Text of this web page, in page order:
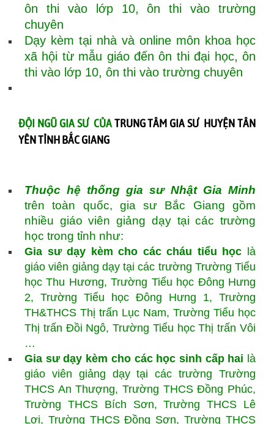
ôn thi vào lớp 10, ôn thi vào trường
chuyên
Dạy kèm tại nhà và online môn khoa học
xã hội từ mẫu giáo đến ôn thi đại học, ôn
thi vào lớp 10, ôn thi vào trường chuyên
ĐỘI NGŨ GIA SƯ CỦATRUNG TÂM GIA SƯ HUYỆN TÂN
YÊN TỈNH BẮC GIANG
Thuộc hệ thống gia sư Nhật Gia Minh
trên toàn quốc, gia sư Bắc Giang gồm
nhiều giáo viên giảng dạy tại các trường
học trong tỉnh như:
Gia sư dạy kèm cho các cháu tiểu học là
giáo viên giảng dạy tại các trường Trường Tiểu
học Thu Hương, Trường Tiểu học Đông Hưng
2, Trường Tiểu học Đông Hưng 1, Trường
TH&THCS Thị trấn Lục Nam, Trường Tiểu học
Thị trấn Đồi Ngô, Trường Tiểu học Thị trấn Vôi
…
Gia sư dạy kèm cho các học sinh cấp hai là
giáo viên giảng dạy tại các trường Trường
THCS An Thượng, Trường THCS Đồng Phúc,
Trường THCS Bích Sơn, Trường THCS Lê
Lợi, Trường THCS Đồng Sơn, Trường THCS